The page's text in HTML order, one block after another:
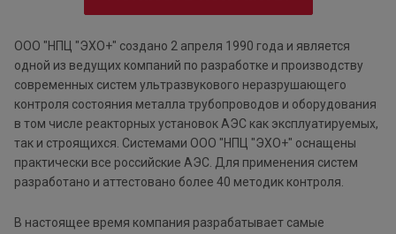
ООО "НПЦ "ЭХО+" создано 2 апреля 1990 года и является
одной из ведущих компаний по разработке и производству
современных систем ультразвукового неразрушающего
контроля состояния металла трубопроводов и оборудования
в том числе реакторных установок АЭС как эксплуатируемых,
так и строящихся. Системами ООО "НПЦ "ЭХО+" оснащены
практически все российские АЭС. Для применения систем
разработано и аттестовано более 40 методик контроля.
В настоящее время компания разрабатывает самые